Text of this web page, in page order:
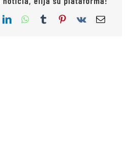
LinkedInWhatsApp
TumblrPinterest
Vk
Correo